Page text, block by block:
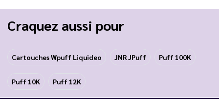
Craquez aussi pour
Cartouches Wpuff Liquideo JNR JPuff Puff 100K
Puff 10K Puff 12K